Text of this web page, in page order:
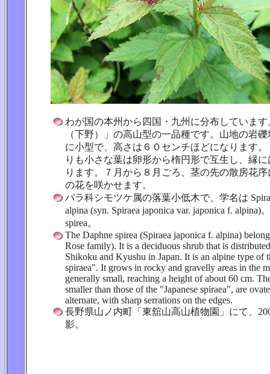
わが国の本州から四国・九州に分布していま
（下野）」の高山型の一品種です。山地の岩
に小型で、高さは６０センチほどになります
りも小さな葉は卵形から楕円形で互生し、縁
ります。７月から８月ごろ、茎の先の散房花
の花を咲かせます。
バラ科シモツケ属の落葉小低木で、学名は
alpina (syn. Spiraea japonica var. japonica f. alpina)
spirea。
The Daphne spirea (Spiraea japonica f. alpina)
Rose family). It is a deciduous shrub that is
Shikoku and Kyushu in Japan. It is an alpine type of
spiraea". It grows in rocky and gravelly areas in the
generally small, reaching a height of about 60 cm.
smaller than those of the "Japanese spiraea", are
alternate, with sharp serrations on the edges.
長野県山ノ内町「東舘山高山植物園」にて、
影。